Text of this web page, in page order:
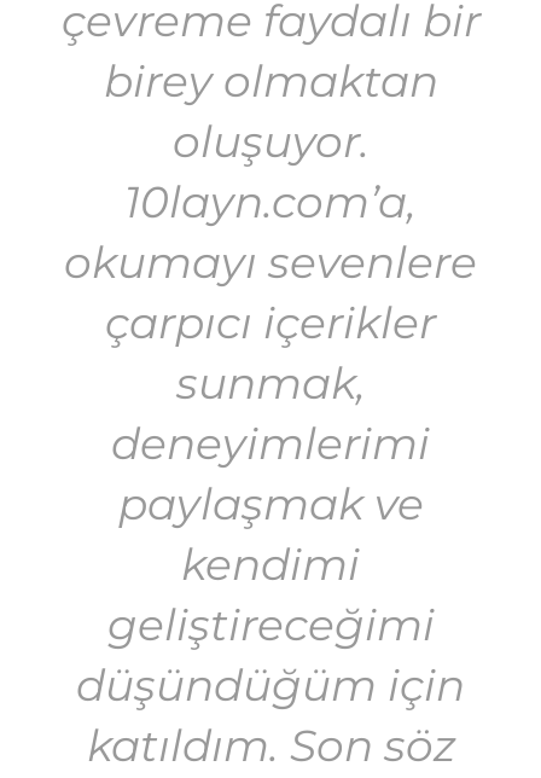
çevreme faydalı bir
birey olmaktan
oluşuyor.
10layn.com’a,
okumayı sevenlere
çarpıcı içerikler
sunmak,
deneyimlerimi
paylaşmak ve
kendimi
geliştireceğimi
düşündüğüm için
katıldım. Son söz